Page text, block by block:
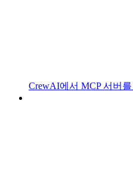
CrewAI에서 MCP 서버